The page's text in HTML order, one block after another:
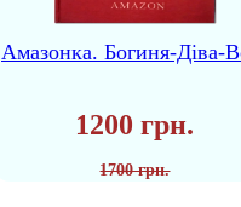
Амазонка. Богиня-Діва-
1200 грн.
1700 грн.